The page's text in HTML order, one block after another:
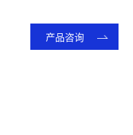
产品咨询